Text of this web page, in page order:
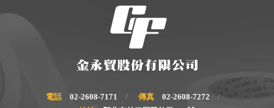
電話 02-2608-7171 傳真
02-2608-7272